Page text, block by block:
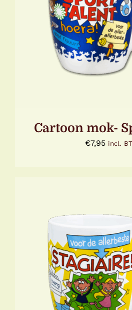
TOEVOEGEN AAN
DETAILS
Cartoon mok-
€7,95 incl.
TOEVOEGEN AAN
DETAILS